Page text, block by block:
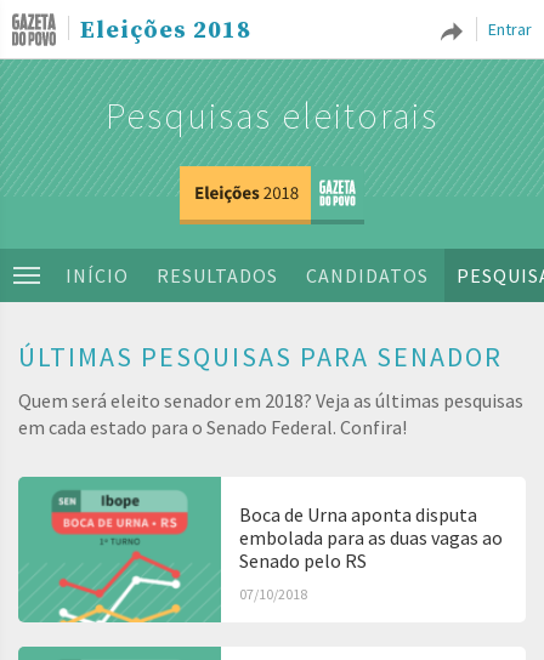
Entrar
Eleições 2018
Pesquisas eleitorais
INÍCIO RESULTADOS CANDIDATOS
ÚLTIMAS PESQUISAS PARA SENADOR
Quem será eleito senador em 2018? Veja as últimas pesquisas
em cada estado para o Senado Federal. Confira!
Boca de Urna aponta disputa
embolada para as duas vagas ao
Senado pelo RS
07/10/2018